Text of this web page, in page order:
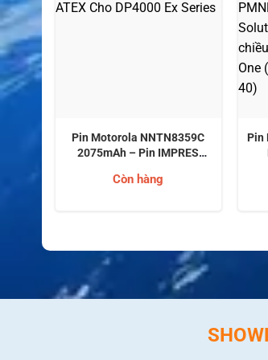
Pin Motorola NNTN8359C
2075mAh – Pin IMPRES
Còn hàng
Pin